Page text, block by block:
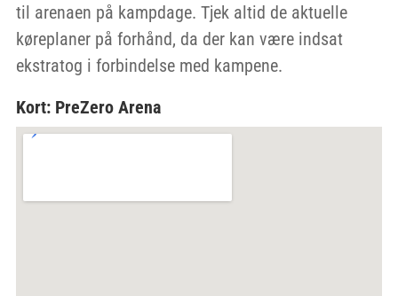
til arenaen på kampdage. Tjek altid de aktuelle
køreplaner på forhånd, da der kan være indsat
ekstratog i forbindelse med kampene.
Kort: PreZero Arena